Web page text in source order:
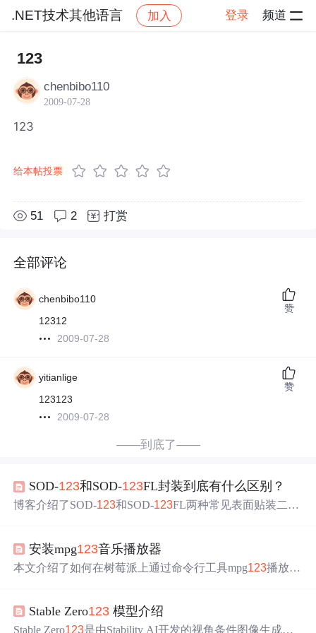
.NET技术其他语言 加入 登录 频道
社区
123
chenbibo110
2009-07-28
123
给本帖投票
51 2 打赏
全部评论
chenbibo110
12312
2009-07-28
赞
yitianlige
123123
2009-07-28
赞
——到底了——
SOD-123和SOD-123FL封装到底有什么区别？
博客介绍了SOD-123和SOD-123FL两种常见表面贴装二极
OD-123适用于低功耗场景，SOD-
景，且可替代SOD-123。
安装mpg123音乐播放器
本文介绍了如何在树莓派上通过命令行工具mpg123播放音
an mpg123查看帮助，接着下载并播放音乐文件。此外，
还展示了如何利用Python调用mpg123命令播放音乐。
Stable Zero123 模型介绍
Stable Zero123是由Stability AI开发的视角条件图像生成模